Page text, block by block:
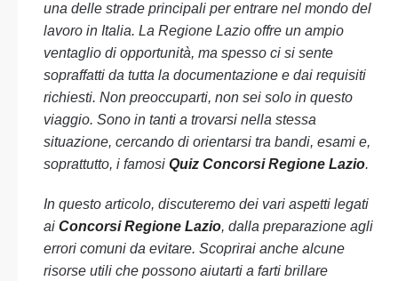
una delle strade principali per entrare nel mondo del
lavoro in Italia. La Regione Lazio offre un ampio
ventaglio di opportunità, ma spesso ci si sente
sopraffatti da tutta la documentazione e dai requisiti
richiesti. Non preoccuparti, non sei solo in questo
viaggio. Sono in tanti a trovarsi nella stessa
situazione, cercando di orientarsi tra bandi, esami e,
soprattutto, i famosi Quiz Concorsi Regione Lazio.
In questo articolo, discuteremo dei vari aspetti legati
ai Concorsi Regione Lazio, dalla preparazione agli
errori comuni da evitare. Scoprirai anche alcune
risorse utili che possono aiutarti a farti brillare